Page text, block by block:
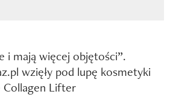
i mają więcej objętości”.
wzięły pod lupę kosmetyki
Collagen Lifter